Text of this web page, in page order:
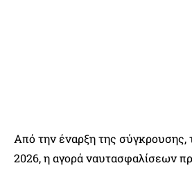
Από την έναρξη της σύγκρουσης,
2026, η αγορά ναυτασφαλίσεων